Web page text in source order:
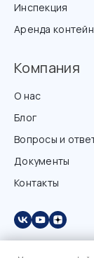
Инспекция
Аренда
Компания
О нас
Блог
Вопросы и
Документы
Контакты